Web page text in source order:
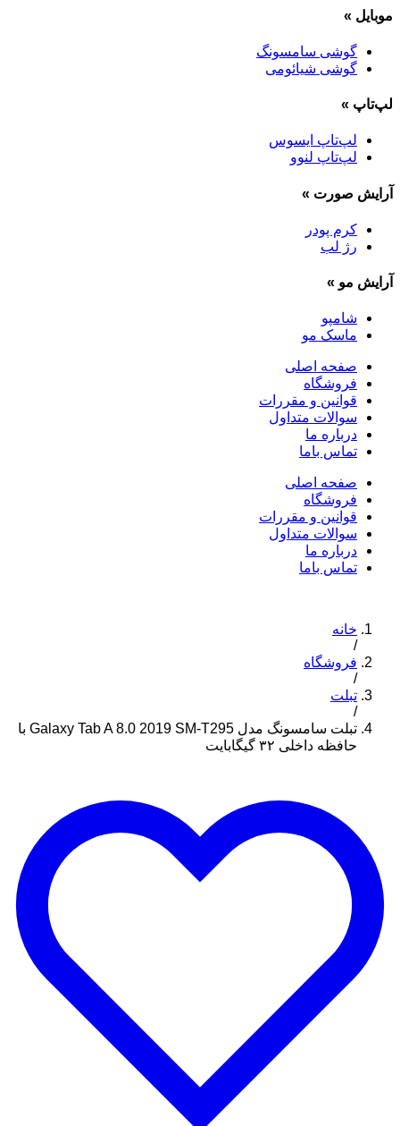
موبایل »
گوشی سامسونگ
گوشی شیائومی
لپ‌تاپ »
لپ‌تاپ ایسوس
لپ‌تاپ لنوو
آرایش صورت »
کرم پودر
رژ لب
آرایش مو »
شامپو
ماسک مو
صفحه اصلی
فروشگاه
قوانین و مقررات
سوالات متداول
درباره ما
تماس باما
صفحه اصلی
فروشگاه
قوانین و مقررات
سوالات متداول
درباره ما
تماس باما
خانه
/
فروشگاه
/
تبلت
/
تبلت سامسونگ مدل Galaxy Tab A 8.0 2019 SM-T295 با
حافظه داخلی ۳۲ گیگابایت